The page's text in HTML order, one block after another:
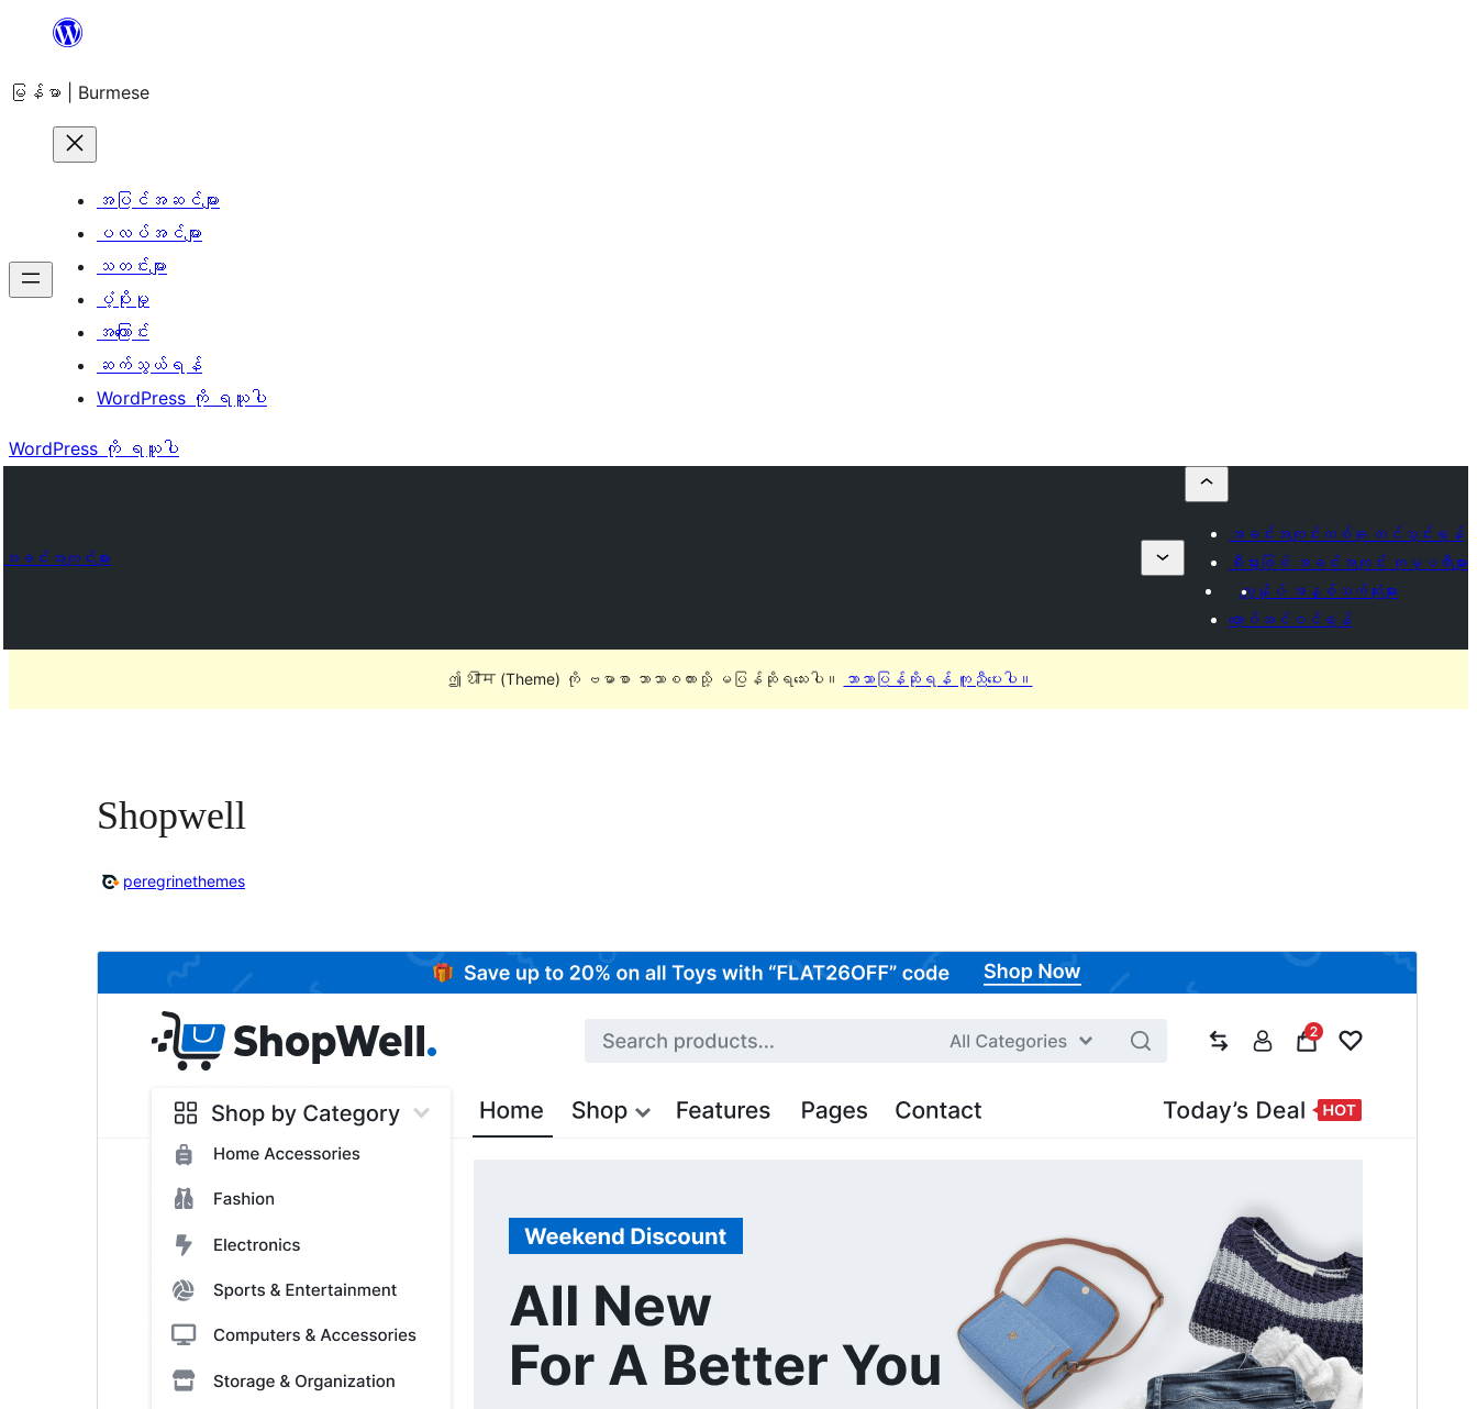
အကြောင်းအရာ
ကျော်သွား
မြန်မာ | Burmese
အပြင်အဆင်များ
ပလပ်အင်များ
သတင်းများ
ပံ့ပိုးမှု
အကြောင်း
ဆက်သွယ်ရန်
WordPress ကို ရယူပါ
WordPress ကို ရယူပါ
အခင်းအကျင်းများ
အခင်းအကျင်းတစ်ခု တင်သွင်းရန်
စီးပွားဖြစ် အခင်းအကျင်း ကုမ္ပဏီများ
ကျွန်ုပ် အနှစ်သက်ဆုံးများ
လော့ဂ်အင်ဝင်ရန်
ဤ थीम (Theme) ကို ဗမာစာ ဘာသာစကားသို့ မပြန်ဆိုရသေးပါ။ ဘာသာပြန်ဆိုရန် ကူညီပေးပါ။
Shopwell
peregrinethemes
အစမ်းကြည့်ရှုရန်
နောက်ဆုံး မွမ်းမံခဲ့သည့် အချိန်
ဇူလိုင် 18, 2026
7.1